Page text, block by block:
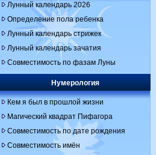
Лунный календарь 2026
Определение пола ребенка
Лунный календарь стрижек
Лунный календарь зачатия
Совместимость по фазам Луны
Нумерология
Кем я был в прошлой жизни
Магический квадрат Пифагора
Совместимость по дате рождения
Совместимость имён